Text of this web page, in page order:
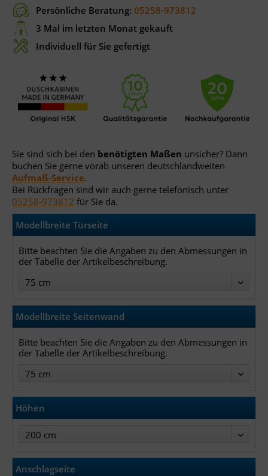
Persönliche Beratung: 05258-973812
3 Mal im letzten Monat gekauft
Individuell für Sie gefertigt
Sie sind sich bei den benötigten Maßen unsicher? Dann
buchen Sie gerne vorab unseren deutschlandweiten
Aufmaß-Service.
Bei Rückfragen sind wir auch gerne telefonisch unter
05258-973812 für Sie da.
Modellbreite Türseite
Bitte beachten Sie die Angaben zu den Abmessungen in
der Tabelle der Artikelbeschreibung.
Modellbreite Seitenwand
Bitte beachten Sie die Angaben zu den Abmessungen in
der Tabelle der Artikelbeschreibung.
Höhen
Anschlagseite